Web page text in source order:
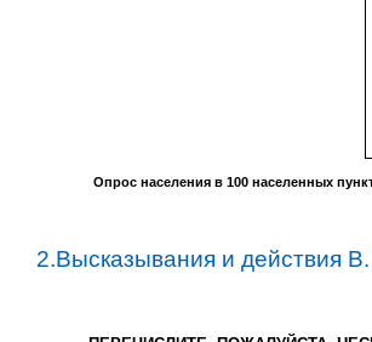
Опрос населения в 100 населенных
2.Высказывания и действия